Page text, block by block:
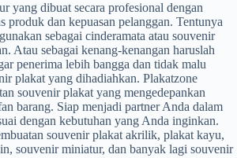
yang dibuat secara profesional dengan
produk dan kepuasan pelanggan. Tentunya
sebagai cinderamata atau souvenir
Atau sebagai kenang-kenangan haruslah
penerima lebih bangga dan tidak malu
plakat yang dihadiahkan. Plakatzone
souvenir plakat yang mengedepankan
barang. Siap menjadi partner Anda dalam
dengan kebutuhan yang Anda inginkan.
souvenir plakat akrilik, plakat kayu,
souvenir miniatur, dan banyak lagi souvenir